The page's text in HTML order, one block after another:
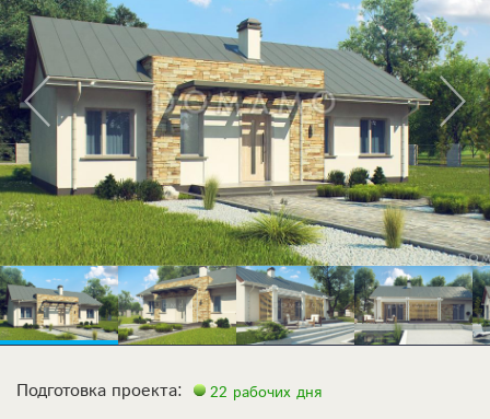
Подготовка проекта: 22 рабочих дня